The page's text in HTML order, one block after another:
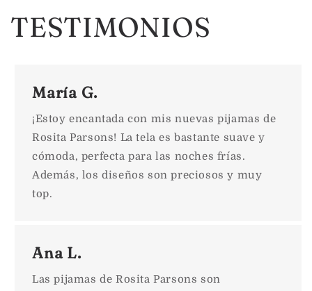
TESTIMONIOS
María G.
¡Estoy encantada con mis nuevas pijamas de
Rosita Parsons! La tela es bastante suave y
cómoda, perfecta para las noches frías.
Además, los diseños son preciosos y muy
top.
Ana L.
Las pijamas de Rosita Parsons son